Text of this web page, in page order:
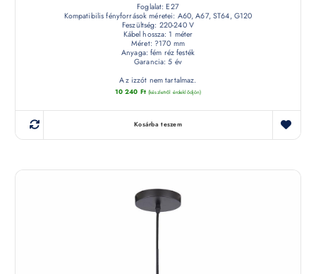
Foglalat: E27
Kompatibilis fényforrások méretei: A60, A67, ST64, G120
Feszültség: 220-240 V
Kábel hossza: 1 méter
Méret: ?170 mm
Anyaga: fém réz festék
Garancia: 5 év
Az izzót nem tartalmaz.
10 240 Ft (készletről érdeklődjön)
Kosárba teszem